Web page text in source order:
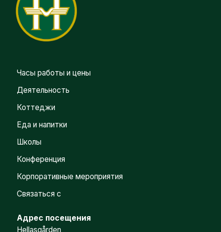
Часы работы и цены
Деятельность
Коттеджи
Еда и напитки
Школы
Конференция
Корпоративные мероприятия
Связаться с
Адрес посещения
Hellasgården